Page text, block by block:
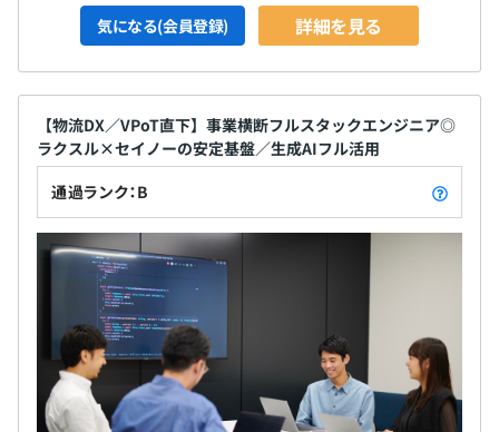
気になる(会員登録) 詳細を見る
【物流DX／VPoT直下】事業横断フルスタックエンジニア◎
ラクスル×セイノーの安定基盤／生成AIフル活用
通過ランク：B